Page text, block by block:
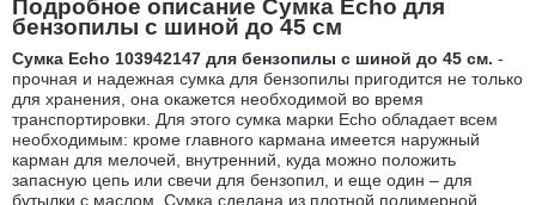
Подробное описание Сумка Echo для
бензопилы с шиной до 45 см
Сумка Echo 103942147 для бензопилы с шиной до 45 см. -
прочная и надежная сумка для бензопилы пригодится не только
для хранения, она окажется необходимой во время
транспортировки. Для этого сумка марки Echo обладает всем
необходимым: кроме главного кармана имеется наружный
карман для мелочей, внутренний, куда можно положить
запасную цепь или свечи для бензопил, и еще один – для
бутылки с маслом. Сумка сделана из плотной полимерной